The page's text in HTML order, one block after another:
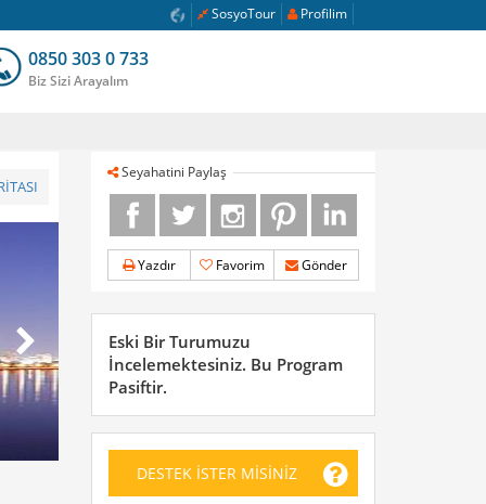
Profilim
SosyoTour
0850 303 0 733
Biz Sizi Arayalım
Seyahatini Paylaş
Yazdır Favorim Gönder
Eski Bir Turumuzu
İncelemektesiniz. Bu Program
Pasiftir.
DESTEK İSTER MİSİNİZ